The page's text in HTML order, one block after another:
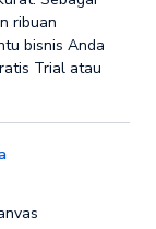
ribuan
bisnis Anda
Trial atau